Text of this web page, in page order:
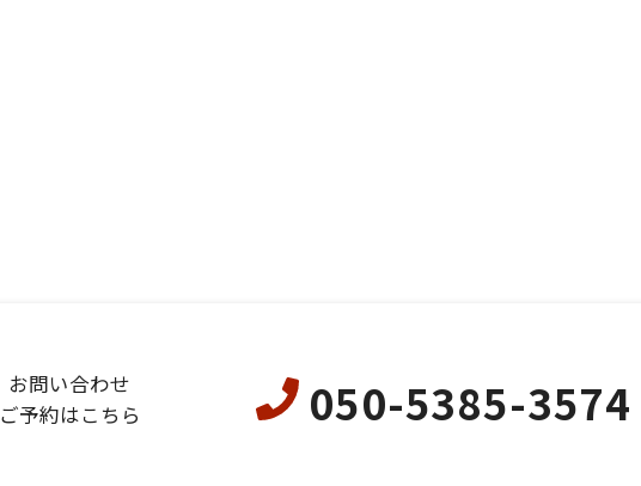
お問い合わせ
ご予約はこちら
050-5385-3574